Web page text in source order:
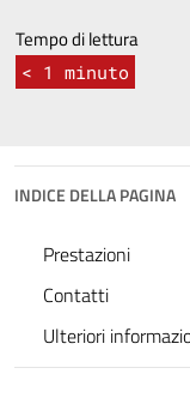
Tempo di lettura
< 1 minuto
INDICE DELLA PAGINA
Prestazioni
Contatti
Ulteriori